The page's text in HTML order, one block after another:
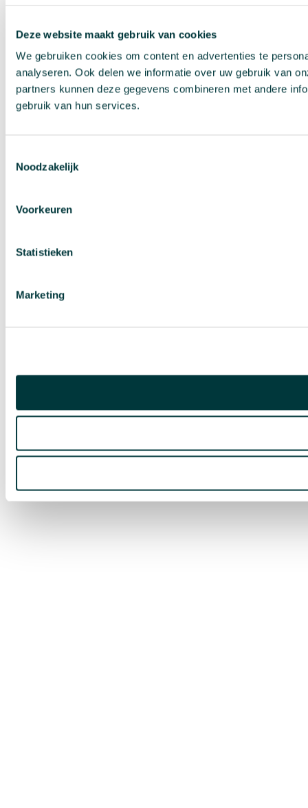
Deze website maakt gebruik van cookies
We gebruiken cookies om content en advertenties te
analyseren. Ook delen we informatie over uw gebruik van
partners kunnen deze gegevens combineren met andere
gebruik van hun services.
Noodzakelijk
Voorkeuren
Statistieken
Marketing